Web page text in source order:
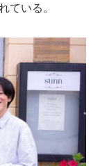
ている。